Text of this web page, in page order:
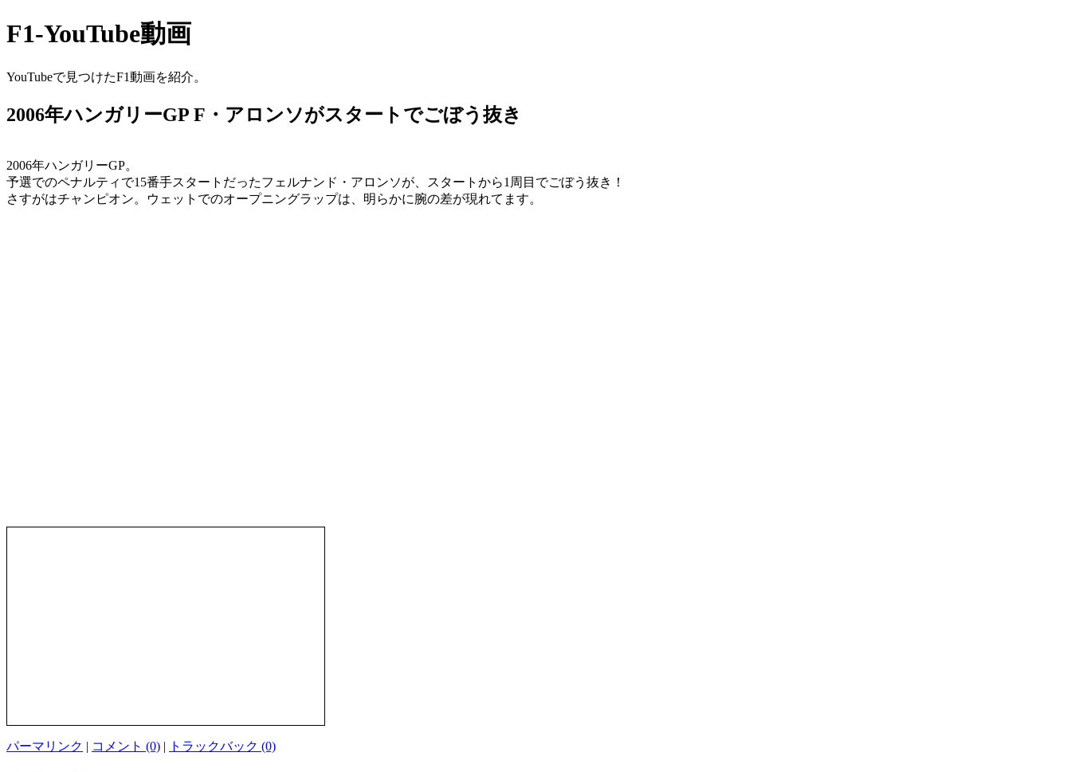
F1-YouTube動画
YouTubeで見つけたF1動画を紹介。
2006年ハンガリーGP F・アロンソがスタートでごぼう抜き
2006年ハンガリーGP。
予選でのペナルティで15番手スタートだったフェルナンド・アロンソが、スタートから1周目でごぼう抜き！
さすがはチャンピオン。ウェットでのオープニングラップは、明らかに腕の差が現れてます。
パーマリンク | コメント (0) | トラックバック (0)